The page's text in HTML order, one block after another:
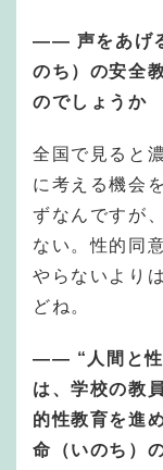
—— 声をあげ
のち）の安全
のでしょうか
全国で見ると
に考える機会
ずなんですが
ない。性的同
やらないより
どね。
—— “人間と性
は、学校の教
的性教育を進
命（いのち）